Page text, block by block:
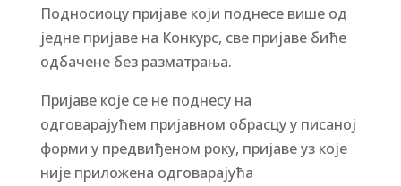
Подносиоцу пријаве који поднесе више од
једне пријаве на Конкурс, све пријаве биће
одбачене без разматрања.
Пријаве које се не поднесу на
одговарајућем пријавном обрасцу у писаној
форми у предвиђеном року, пријаве уз које
није приложена одговарајућа